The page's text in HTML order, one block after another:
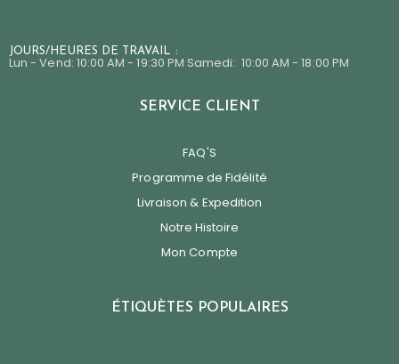
JOURS/HEURES DE TRAVAIL :
Lun - Vend: 10:00 AM - 19:30 PM Samedi: 10:00 AM - 18:00 PM
SERVICE CLIENT
FAQ'S
Programme de Fidélité
Livraison & Expedition
Notre Histoire
Mon Compte
ÉTIQUÈTES POPULAIRES